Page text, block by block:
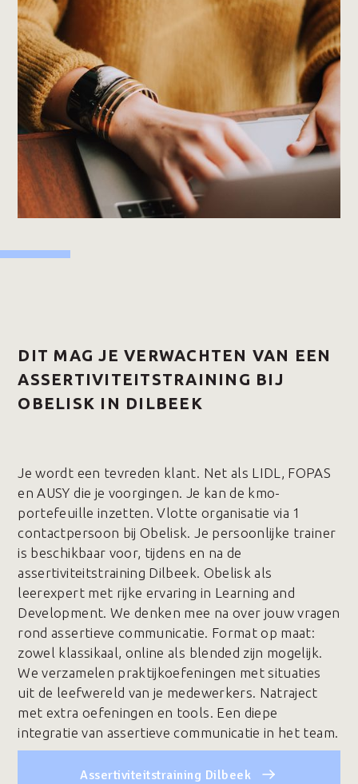
DIT MAG JE VERWACHTEN VAN EEN
ASSERTIVITEITSTRAINING BIJ
OBELISK IN DILBEEK
Je wordt een tevreden klant. Net als LIDL, FOPAS
en AUSY die je voorgingen. Je kan de kmo-
portefeuille inzetten. Vlotte organisatie via 1
contactpersoon bij Obelisk. Je persoonlijke trainer
is beschikbaar voor, tijdens en na de
assertiviteitstraining Dilbeek. Obelisk als
leerexpert met rijke ervaring in Learning and
Development. We denken mee na over jouw vragen
rond assertieve communicatie. Format op maat:
zowel klassikaal, online als blended zijn mogelijk.
We verzamelen praktijkoefeningen met situaties
uit de leefwereld van je medewerkers. Natraject
met extra oefeningen en tools. Een diepe
integratie van assertieve communicatie in het team.
Assertiviteitstraining Dilbeek